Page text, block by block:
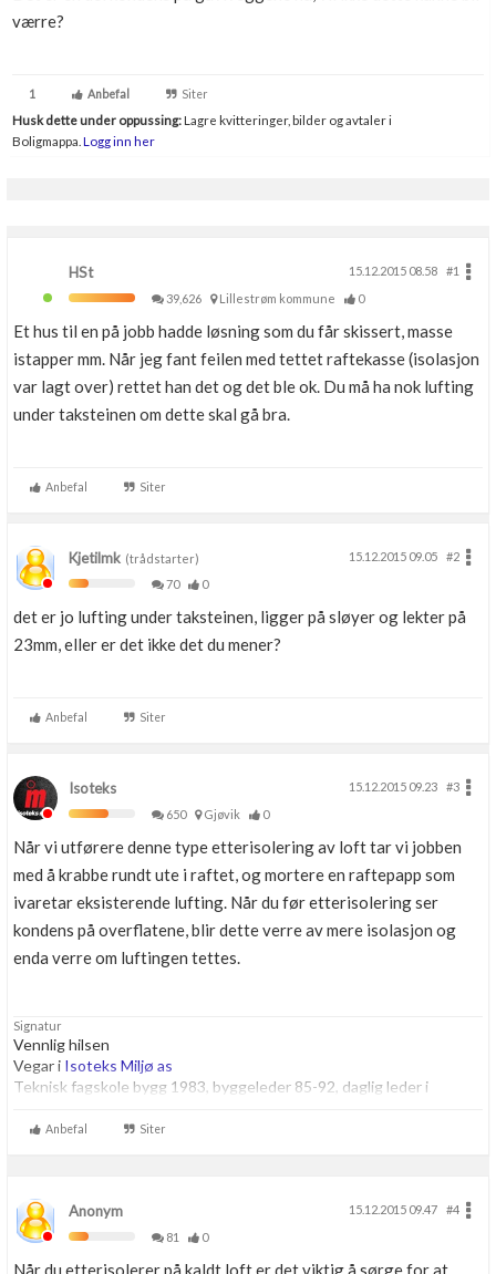
værre?
1 Anbefal Siter
Husk dette under oppussing:Lagre kvitteringer, bilder og avtaler i
Boligmappa. Logg inn her
HSt 15.12.2015 08.58
#1
39,626
Lillestrøm kommune 0
Et hus til en på jobb hadde løsning som du får skissert, masse
istapper mm. Når jeg fant feilen med tettet raftekasse (isolasjon
var lagt over) rettet han det og det ble ok. Du må ha nok lufting
under taksteinen om dette skal gå bra.
Anbefal Siter
Kjetilmk (trådstarter) 15.12.2015 09.05
#2
70
0
det er jo lufting under taksteinen, ligger på sløyer og lekter på
23mm, eller er det ikke det du mener?
Anbefal Siter
Isoteks 15.12.2015 09.23
#3
650
Gjøvik 0
Når vi utførere denne type etterisolering av loft tar vi jobben
med å krabbe rundt ute i raftet, og mortere en raftepapp som
ivaretar eksisterende lufting. Når du før etterisolering ser
kondens på overflatene, blir dette verre av mere isolasjon og
enda verre om luftingen tettes.
Signatur
Vennlig hilsen
Vegar i Isoteks Miljø as
Teknisk fagskole bygg 1983, byggeleder 85-92, daglig leder i
Spesialavfall i bygg, Isolering, og sugebiler som sugere ut flis, leire,
Anbefal Siter
Anonym 15.12.2015 09.47
#4
81
0
Når du etterisolerer på kaldt loft er det viktig å sørge for at